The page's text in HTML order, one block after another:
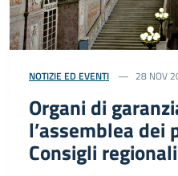
NOTIZIE ED EVENTI 28 NOV
Organi di
l’assemblea dei
Consigli regionali